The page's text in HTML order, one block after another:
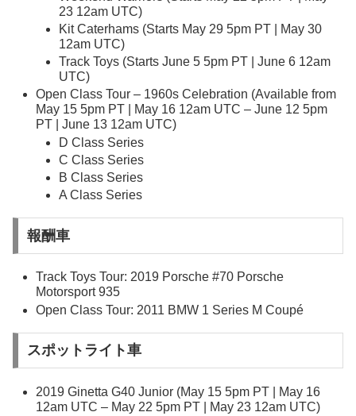
23 12am UTC)
Kit Caterhams (Starts May 29 5pm PT | May 30
12am UTC)
Track Toys (Starts June 5 5pm PT | June 6 12am
UTC)
Open Class Tour – 1960s Celebration (Available from
May 15 5pm PT | May 16 12am UTC – June 12 5pm
PT | June 13 12am UTC)
D Class Series
C Class Series
B Class Series
A Class Series
報酬車
Track Toys Tour: 2019 Porsche #70 Porsche
Motorsport 935
Open Class Tour: 2011 BMW 1 Series M Coupé
スポットライト車
2019 Ginetta G40 Junior (May 15 5pm PT | May 16
12am UTC – May 22 5pm PT | May 23 12am UTC)